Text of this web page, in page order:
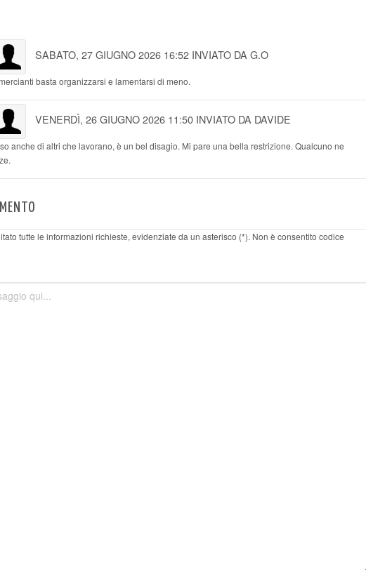
SABATO, 27 GIUGNO 2026 16:52 INVIATO DA G.O
basta organizzarsi e lamentarsi di meno.
VENERDÌ, 26 GIUGNO 2026 11:50 INVIATO DA DAVIDE
anche di altri che lavorano, è un bel disagio. Mi pare una bella restrizione. Qualcuno ne
tutte le informazioni richieste, evidenziate da un asterisco (*). Non è consentito codice